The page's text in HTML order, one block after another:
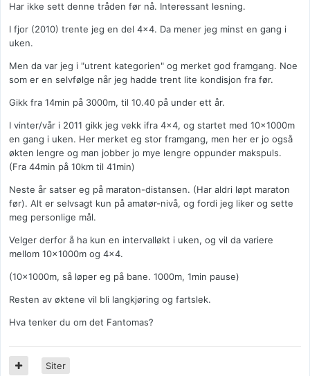
Har ikke sett denne tråden før nå. Interessant lesning.
I fjor (2010) trente jeg en del 4x4. Da mener jeg minst en gang i
uken.
Men da var jeg i "utrent kategorien" og merket god framgang. Noe
som er en selvfølge når jeg hadde trent lite kondisjon fra før.
Gikk fra 14min på 3000m, til 10.40 på under ett år.
I vinter/vår i 2011 gikk jeg vekk ifra 4x4, og startet med 10x1000m
en gang i uken. Her merket eg stor framgang, men her er jo også
økten lengre og man jobber jo mye lengre oppunder makspuls.
(Fra 44min på 10km til 41min)
Neste år satser eg på maraton-distansen. (Har aldri løpt maraton
før). Alt er selvsagt kun på amatør-nivå, og fordi jeg liker og sette
meg personlige mål.
Velger derfor å ha kun en intervalløkt i uken, og vil da variere
mellom 10x1000m og 4x4.
(10x1000m, så løper eg på bane. 1000m, 1min pause)
Resten av øktene vil bli langkjøring og fartslek.
Hva tenker du om det Fantomas?
Siter